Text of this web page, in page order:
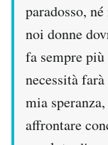
paradosso,
noi donne
fa sempre
necessità
mia
affrontare